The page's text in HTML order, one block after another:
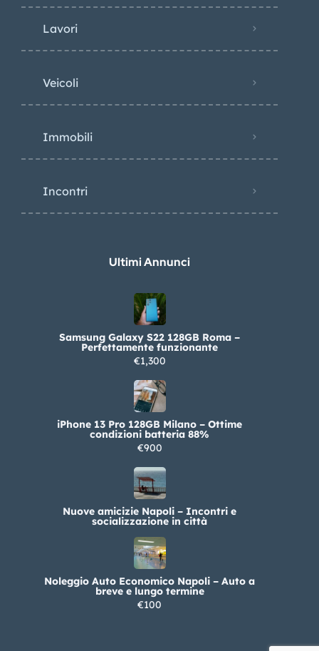
Lavori
Veicoli
Immobili
Incontri
Ultimi Annunci
Samsung Galaxy S22 128GB Roma –
Perfettamente funzionante
€1,300
iPhone 13 Pro 128GB Milano – Ottime
condizioni batteria 88%
€900
Nuove amicizie Napoli – Incontri e
socializzazione in città
Noleggio Auto Economico Napoli – Auto a
breve e lungo termine
€100